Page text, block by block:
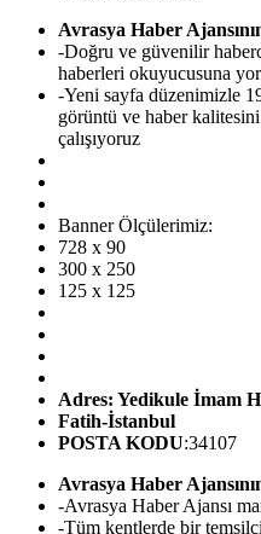
Avrasya Haber
-Doğru ve güvenilir
haberleri okuyucusuna
-Yeni sayfa düzenimizle
görüntü ve haber
çalışıyoruz
Banner Ölçülerimiz:
728 x 90
300 x 250
125 x 125
Adres: Yedikule İmam
Fatih-İstanbul
POSTA KODU:34107
Avrasya Haber
-Avrasya Haber Ajansı
-Tüm kentlerde bir